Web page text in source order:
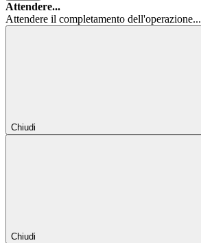
Attendere...
Attendere il completamento dell'operazione...
Chiudi
Chiudi